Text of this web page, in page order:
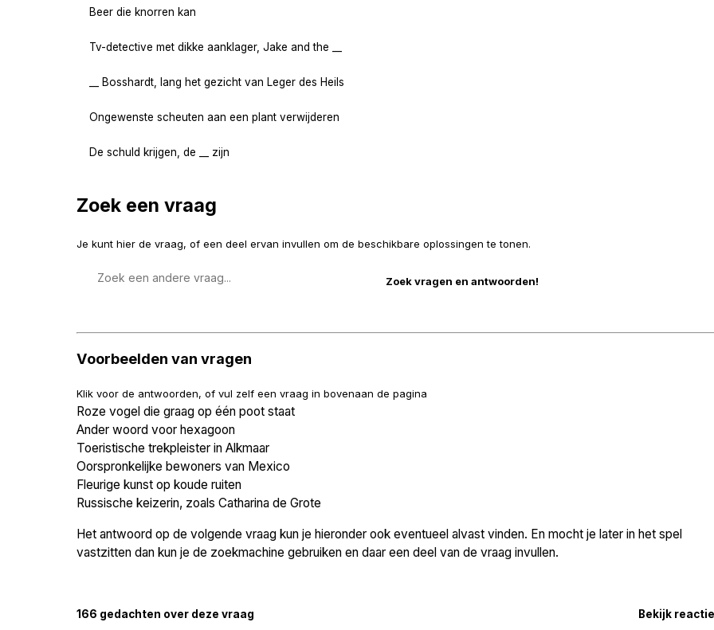
Beer die knorren kan
Tv-detective met dikke aanklager, Jake and the __
__ Bosshardt, lang het gezicht van Leger des Heils
Ongewenste scheuten aan een plant verwijderen
De schuld krijgen, de __ zijn
Zoek een vraag
Je kunt hier de vraag, of een deel ervan invullen om de beschikbare oplossingen te tonen.
Voorbeelden van vragen
Klik voor de antwoorden, of vul zelf een vraag in bovenaan de pagina
Roze vogel die graag op één poot staat
Ander woord voor hexagoon
Toeristische trekpleister in Alkmaar
Oorspronkelijke bewoners van Mexico
Fleurige kunst op koude ruiten
Russische keizerin, zoals Catharina de Grote
Het antwoord op de volgende vraag kun je hieronder ook eventueel alvast vinden. En mocht je later in het spel
vastzitten dan kun je de zoekmachine gebruiken en daar een deel van de vraag invullen.
166 gedachten over deze vraag Bekijk